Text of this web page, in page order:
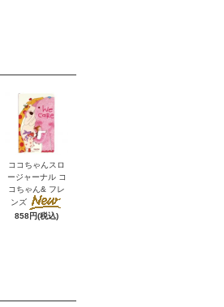
ココちゃんスロ
ージャーナル コ
コちゃん& フレ
ンズ
858円(税込)